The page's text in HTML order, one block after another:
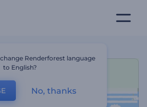
Renderforest language
to English?
No, thanks